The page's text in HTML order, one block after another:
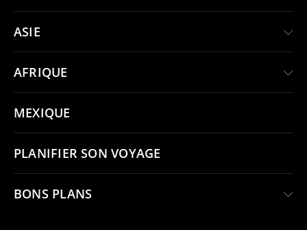
ASIE
AFRIQUE
MEXIQUE
PLANIFIER SON VOYAGE
BONS PLANS